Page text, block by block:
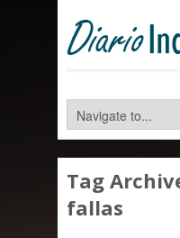
Tag
fallas